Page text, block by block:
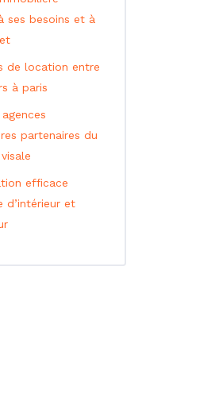
ses besoins et à
de location entre
à paris
partenaires du
efficace
d’intérieur et